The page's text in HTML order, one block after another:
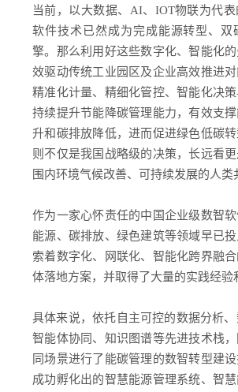
当前，以大数据、AI、IOT物联为代
软件技术已然成为完成能源转型、双
擎。那么利用好这些数字化、智能化
效驱动传统工业园区及企业高效推进
精准化计量、精细化管控、智能化决策
持续提升节能降碳管理能力，有效支
升和碳排放降低，进而促进绿色低碳转
则不仅是我国战略级的决策，长远看
围内环境气候改善、可持续发展的人类
作为一家心怀责任的中国企业级数智
能源、碳排放、绿色建筑等领域早已
索着数字化、网联化、智能化跨界融
体落地方案，并取得了大量的实践经验
具体来说，依托自主可控的数据分析
智能体协同、知识图谱等先进技术栈
同场景进行了能碳管理的数智转型建
成功孵化出的智慧能源管理系统、智慧